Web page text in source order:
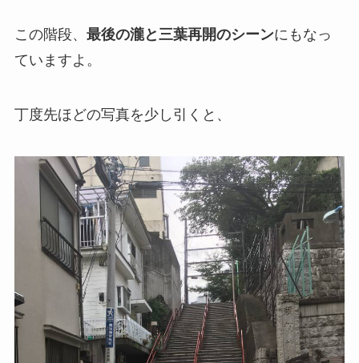
この階段、 最後の瀧と三葉再開のシーンにもなっ
ていますよ。
丁度先ほどの写真を少し引くと、